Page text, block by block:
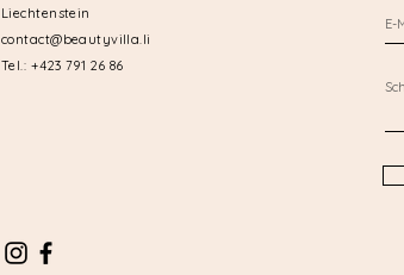
Liechtenstein
contact@beautyvilla.li
Tel.: +423 791 26 86